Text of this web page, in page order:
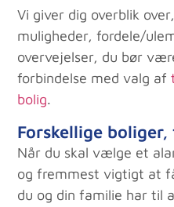
Vi giver dig overblik
muligheder, fordele/
overvejelser, du bør
forbindelse med valg af
bolig.
Forskellige
Når du skal vælge et
og fremmest vigtigt at
du og din familie har til